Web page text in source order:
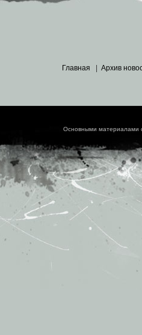
Главная Архив
Основными материалами